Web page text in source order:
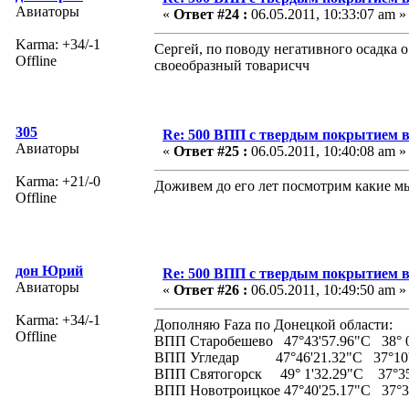
Авиаторы
Karma: +34/-1
Offline
« Ответ #24 : 06.05.2011, 10:33:07 am »
Сергей, по поводу негативного
своеобразный товарисчч
305
Авиаторы
Karma: +21/-0
Offline
Re: 500 ВПП с твердым покрытием
« Ответ #25 : 06.05.2011, 10:40:08 am »
Доживем до его лет посмотрим какие
дон Юрий
Авиаторы
Karma: +34/-1
Offline
Re: 500 ВПП с твердым покрытием
« Ответ #26 : 06.05.2011, 10:49:50 am »
Дополняю Faza по Донецкой области:
ВПП Старобешево 47°43'57.96"С 38°
ВПП Угледар 47°46'21.32"С
ВПП Святогорск 49° 1'32.29"С
ВПП Новотроицкое 47°40'25.17"С